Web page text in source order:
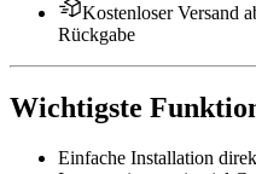
Kostenloser Versand
Rückgabe
Wichtigste
Einfache Installation